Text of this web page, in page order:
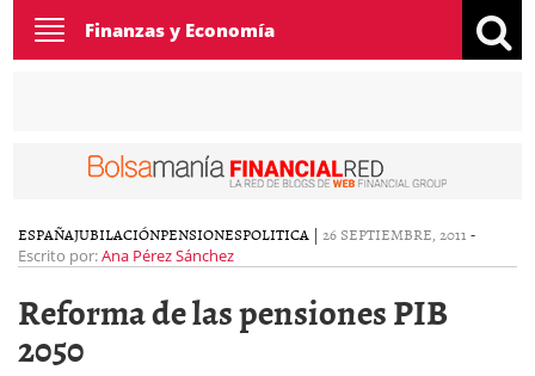
Toggle
navigation
Finanzas y Economía
ESPAÑAJUBILACIÓNPENSIONESPOLITICA | 26 SEPTIEMBRE, 2011 -
Escrito por:Ana Pérez Sánchez
Reforma de las pensiones PIB
2050